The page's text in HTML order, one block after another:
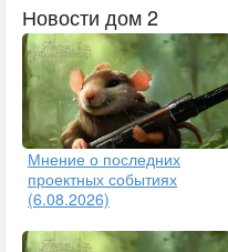
Новости дом 2
Мнение о последних
проектных событиях
(6.08.2026)